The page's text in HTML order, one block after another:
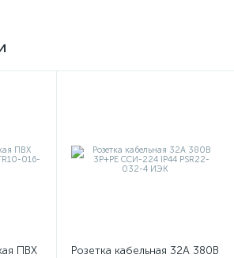
ПВХ
Розетка кабельная 32А 380В